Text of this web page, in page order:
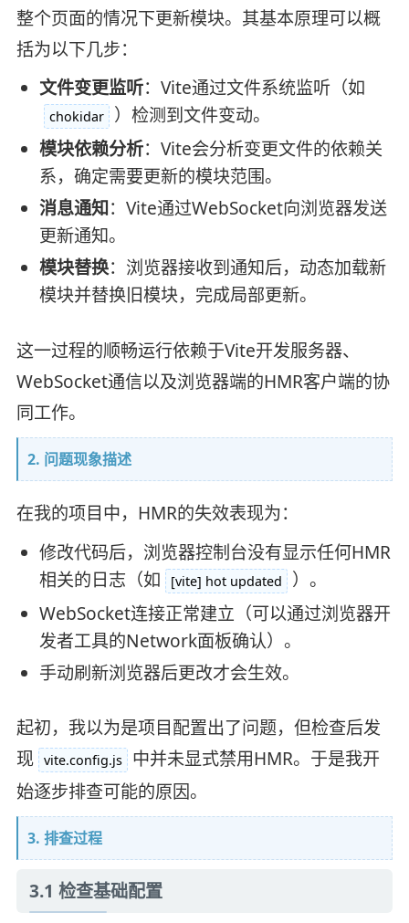
整个页面的情况下更新模块。其基本原理可以概
括为以下几步：
文件变更监听：Vite通过文件系统监听（如
chokidar
）检测到文件变动。
模块依赖分析：Vite会分析变更文件的依赖关
系，确定需要更新的模块范围。
消息通知：Vite通过WebSocket向浏览器发送
更新通知。
模块替换：浏览器接收到通知后，动态加载新
模块并替换旧模块，完成局部更新。
这一过程的顺畅运行依赖于Vite开发服务器、
WebSocket通信以及浏览器端的HMR客户端的协
同工作。
2. 问题现象描述
在我的项目中，HMR的失效表现为：
修改代码后，浏览器控制台没有显示任何HMR
相关的日志（如
[vite] hot updated
）。
WebSocket连接正常建立（可以通过浏览器开
发者工具的Network面板确认）。
手动刷新浏览器后更改才会生效。
起初，我以为是项目配置出了问题，但检查后发
现 vite.config.js
中并未显式禁用HMR。于是我开
始逐步排查可能的原因。
3. 排查过程
3.1 检查基础配置